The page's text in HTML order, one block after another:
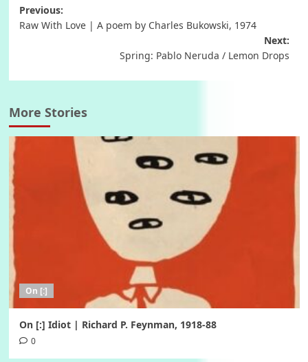
Post
Previous:
Raw With Love | A poem by Charles Bukowski, 1974
Next:
Spring: Pablo Neruda / Lemon Drops
More Stories
On [:]
On [:] Idiot | Richard P. Feynman, 1918-88
0